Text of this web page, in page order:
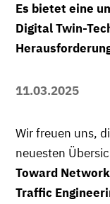
Es bietet eine
Digital Twin-
11.03.2025
Wir freuen uns,
neuesten
Toward
Traffic